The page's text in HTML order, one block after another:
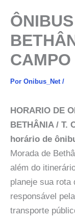
Por Onibus_Net /
HORARIO DE
BETHÂNIA / T.
horário de
Morada de
além do
planeje sua rota
responsável
transporte